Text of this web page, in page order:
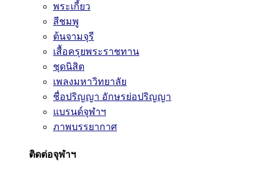
พระเกี้ยว
สีชมพู
ต้นจามจุรี
เสื้อครุยพระราชทาน
ชุดนิสิต
เพลงมหาวิทยาลัย
ชื่อปริญญา อักษรย่อปริญญา
แบรนด์จุฬาฯ
ภาพบรรยากาศ
ติดต่อจุฬาฯ